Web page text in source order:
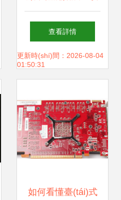
略 從技術(shù)升
級(jí)到玩機(jī)技巧
查看詳情
更新時(shí)間：2026-08-04
01:50:31
如何看懂臺(tái)式